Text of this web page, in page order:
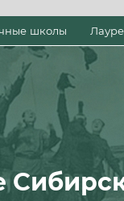
школы